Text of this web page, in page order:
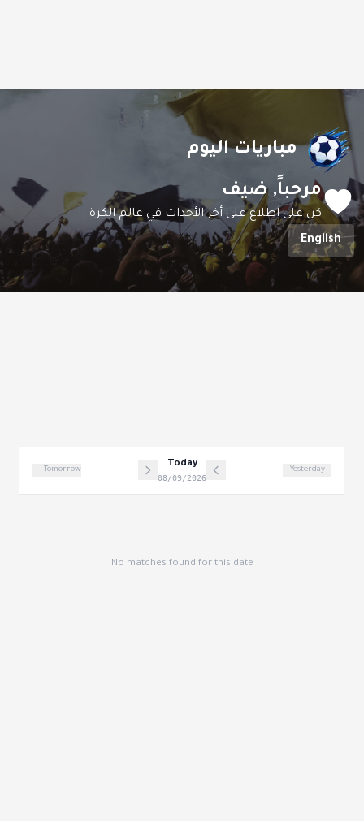
مباريات اليوم
مرحباً, ضيف
كن على اطلاع على أخر الأحداث في عالم الكرة
English
Yesterday
Today
08/09/2026
Tomorrow
No matches found for this date